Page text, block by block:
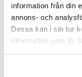
information från din
annons- och
Dessa kan i sin tur
information som du